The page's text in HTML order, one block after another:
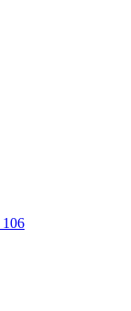
106